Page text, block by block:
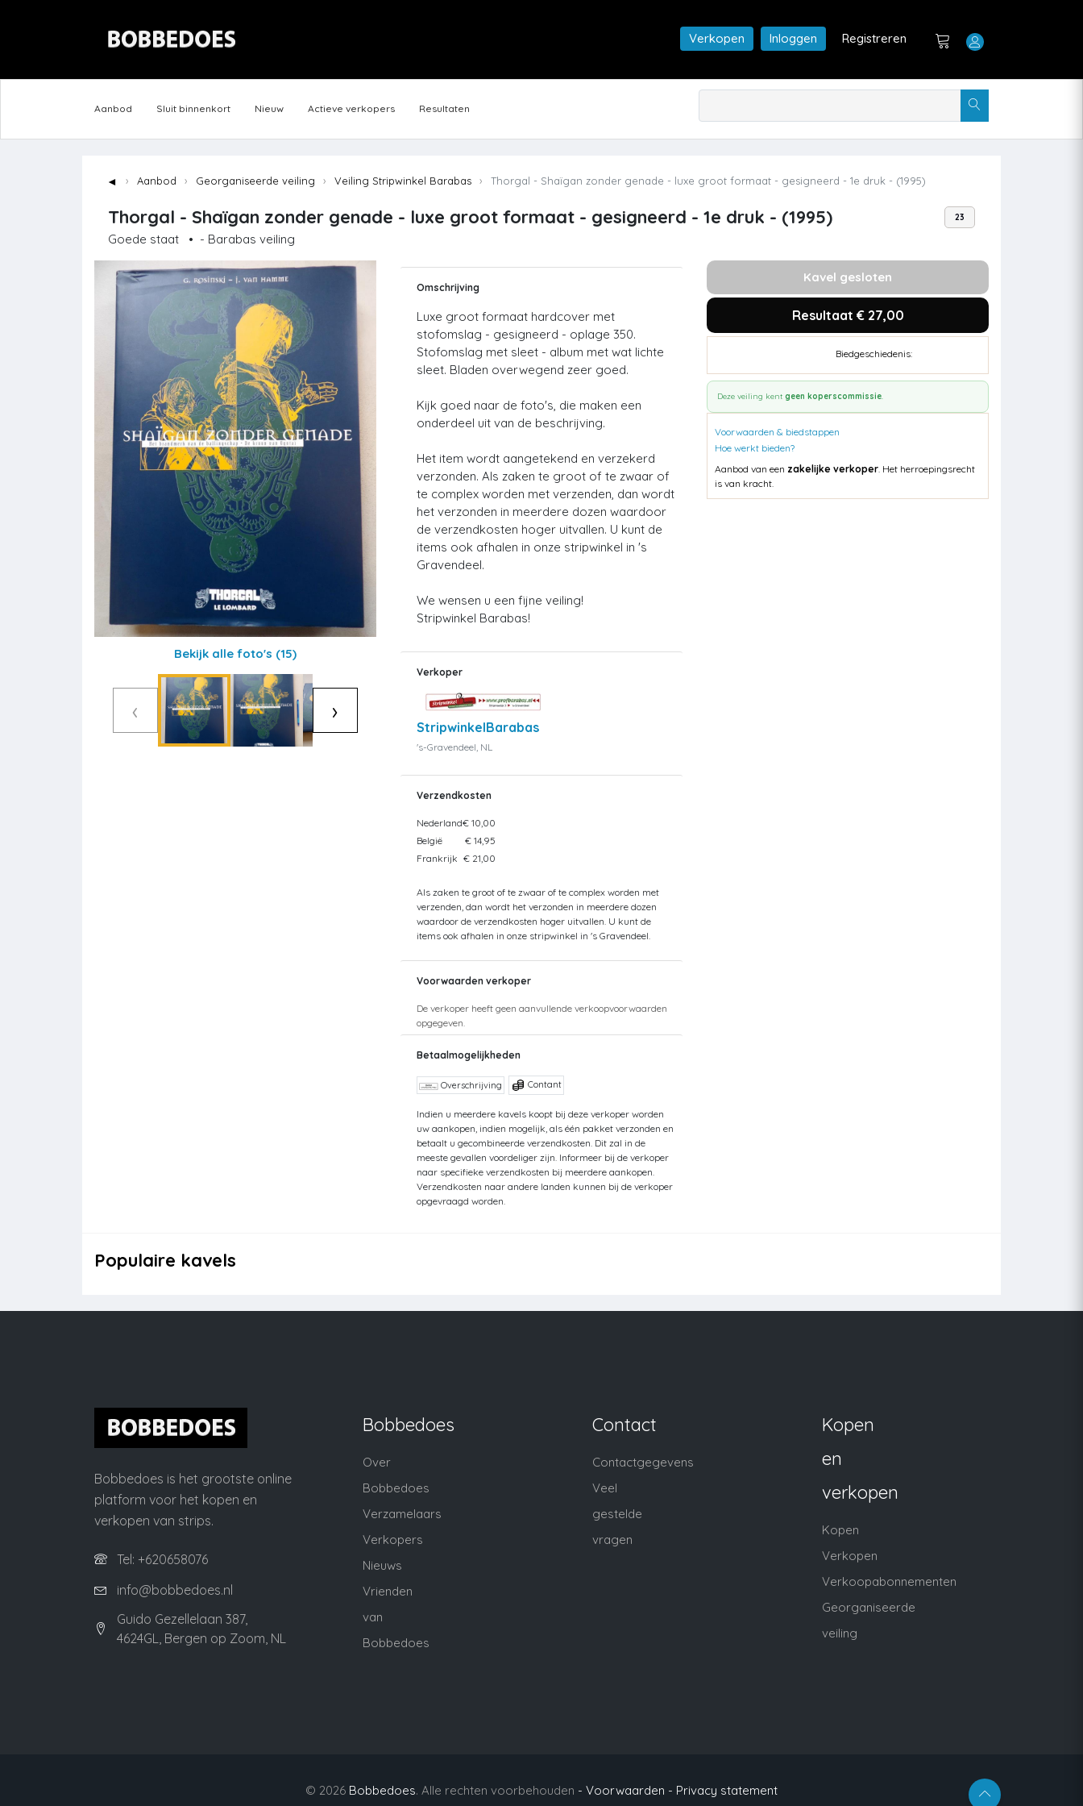
Verkopen Inloggen Registreren
Aanbod Sluit binnenkort Nieuw Actieve verkopers Resultaten
◄ Aanbod Georganiseerde veiling Veiling Stripwinkel Barabas Thorgal - Shaïgan zonder genade - luxe groot formaat - gesigneerd - 1e druk - (1995)
Thorgal - Shaïgan zonder genade - luxe groot formaat - gesigneerd - 1e druk - (1995)
Goede staat • - Barabas veiling
23
Bekijk alle foto's (15)
‹ ›
Omschrijving
Luxe groot formaat hardcover met
stofomslag - gesigneerd - oplage 350.
Stofomslag met sleet - album met wat lichte
sleet. Bladen overwegend zeer goed.
Kijk goed naar de foto's, die maken een
onderdeel uit van de beschrijving.
Het item wordt aangetekend en verzekerd
verzonden. Als zaken te groot of te zwaar of
te complex worden met verzenden, dan wordt
het verzonden in meerdere dozen waardoor
de verzendkosten hoger uitvallen. U kunt de
items ook afhalen in onze stripwinkel in 's
Gravendeel.
We wensen u een fijne veiling!
Stripwinkel Barabas!
Verkoper
StripwinkelBarabas
's-Gravendeel, NL
Verzendkosten
Nederland€ 10,00
België
€ 14,95
Frankrijk € 21,00
Als zaken te groot of te zwaar of te complex worden met
verzenden, dan wordt het verzonden in meerdere dozen
waardoor de verzendkosten hoger uitvallen. U kunt de
items ook afhalen in onze stripwinkel in 's Gravendeel.
Voorwaarden verkoper
De verkoper heeft geen aanvullende verkoopvoorwaarden
opgegeven.
Betaalmogelijkheden
Overschrijving Contant
Indien u meerdere kavels koopt bij deze verkoper worden
uw aankopen, indien mogelijk, als één pakket verzonden en
betaalt u gecombineerde verzendkosten. Dit zal in de
meeste gevallen voordeliger zijn. Informeer bij de verkoper
naar specifieke verzendkosten bij meerdere aankopen.
Verzendkosten naar andere landen kunnen bij de verkoper
opgevraagd worden.
Kavel gesloten
Resultaat € 27,00
Biedgeschiedenis:
Deze veiling kent geen koperscommissie.
Voorwaarden & biedstappen
Hoe werkt bieden?
Aanbod van een zakelijke verkoper. Het herroepingsrecht
is van kracht.
Populaire kavels
Bobbedoes is het grootste online
platform voor het kopen en
verkopen van strips.
Tel: +620658076
info@bobbedoes.nl
Guido Gezellelaan 387,
4624GL, Bergen op Zoom, NL
Bobbedoes
Over
Bobbedoes
Verzamelaars
Verkopers
Nieuws
Vrienden
van
Bobbedoes
Contact
Contactgegevens
Veel
gestelde
vragen
Kopen
en
verkopen
Kopen
Verkopen
Verkoopabonnementen
Georganiseerde
veiling
© 2026 Bobbedoes. Alle rechten voorbehouden - Voorwaarden - Privacy statement